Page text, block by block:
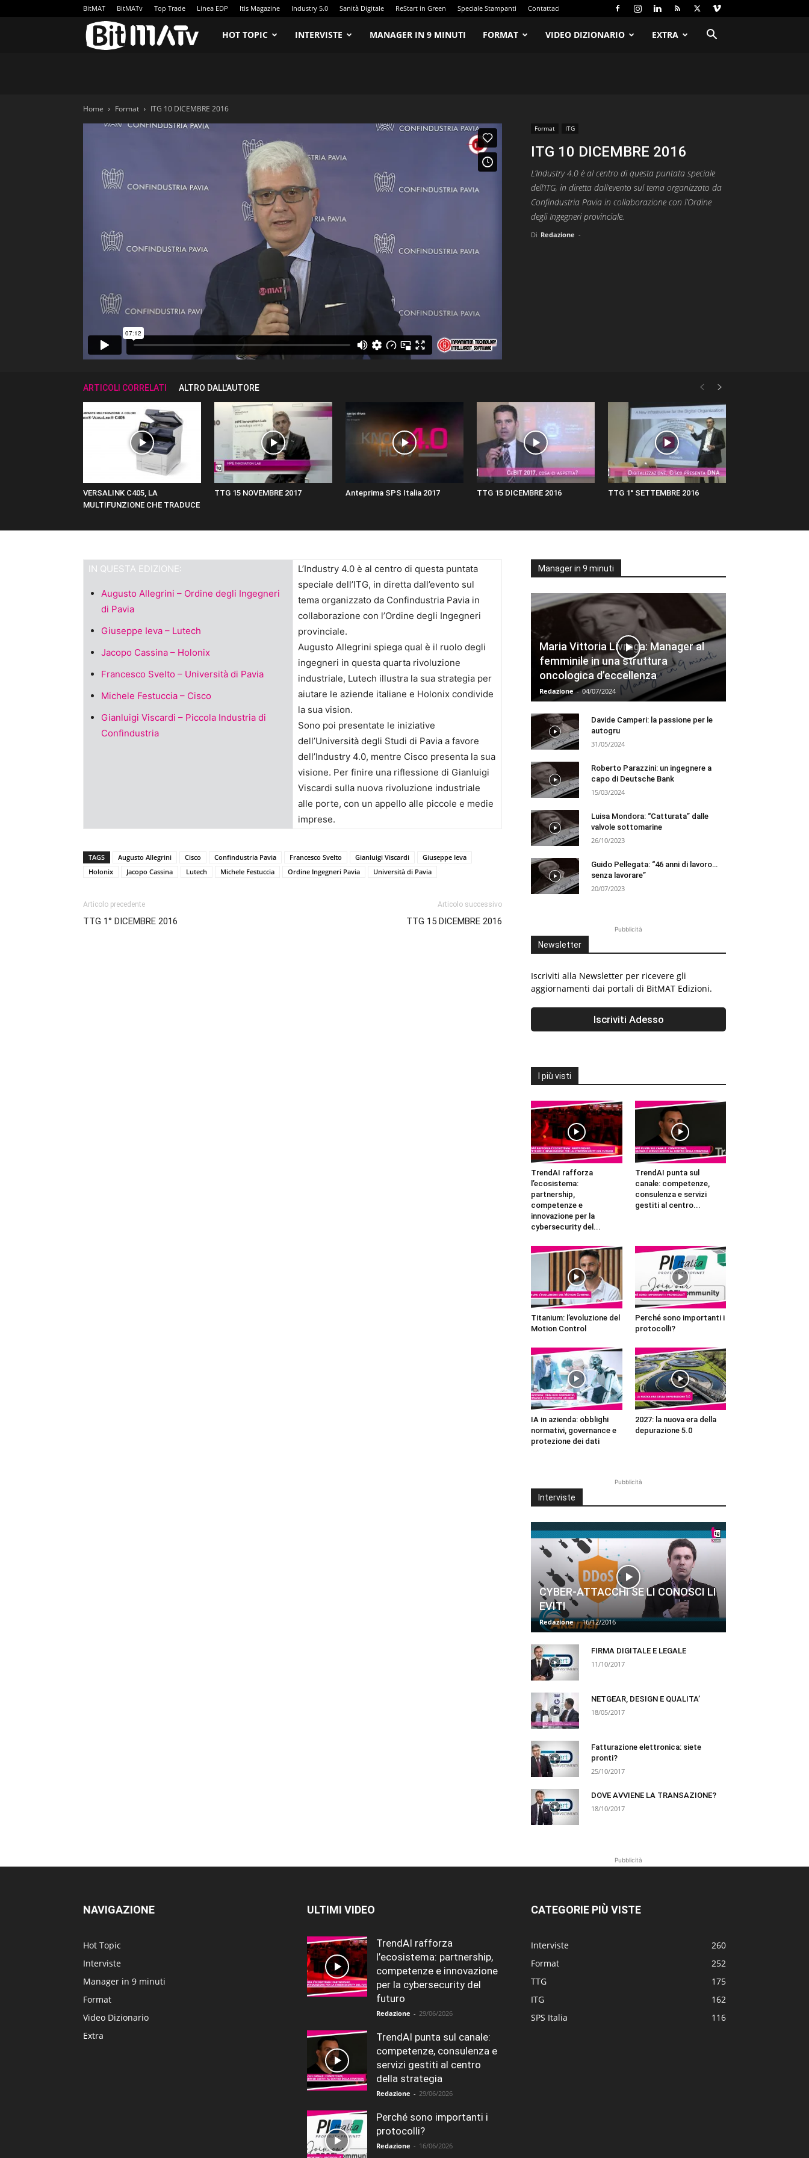
BitMAT BitMATv Top Trade Linea EDP Itis Magazine Industry 5.0 Sanità Digitale ReStart in Green Speciale Stampanti Contattaci
BitMATv
HOT TOPIC INTERVISTE MANAGER IN 9 MINUTI FORMAT VIDEO DIZIONARIO EXTRA
Home Format ITG 10 DICEMBRE 2016
Format ITG
ITG 10 DICEMBRE 2016
L’Industry 4.0 è al centro di questa puntata speciale
dell’ITG, in diretta dall’evento sul tema organizzato da
Confindustria Pavia in collaborazione con l’Ordine
degli Ingegneri provinciale.
Di Redazione -
ARTICOLI CORRELATI ALTRO DALL'AUTORE
VERSALINK C405, LA
MULTIFUNZIONE CHE TRADUCE
TTG 15 NOVEMBRE 2017 Anteprima SPS Italia 2017 TTG 15 DICEMBRE 2016 TTG 1° SETTEMBRE 2016
IN QUESTA EDIZIONE:
Augusto Allegrini – Ordine degli Ingegneri
di Pavia
Giuseppe Ieva – Lutech
Jacopo Cassina – Holonix
Francesco Svelto – Università di Pavia
Michele Festuccia – Cisco
Gianluigi Viscardi – Piccola Industria di
Confindustria
L’Industry 4.0 è al centro di questa puntata
speciale dell’ITG, in diretta dall’evento sul
tema organizzato da Confindustria Pavia in
collaborazione con l’Ordine degli Ingegneri
provinciale.
Augusto Allegrini spiega qual è il ruolo degli
ingegneri in questa quarta rivoluzione
industriale, Lutech illustra la sua strategia per
aiutare le aziende italiane e Holonix condivide
la sua vision.
Sono poi presentate le iniziative
dell’Università degli Studi di Pavia a favore
dell’Industry 4.0, mentre Cisco presenta la sua
visione. Per finire una riflessione di Gianluigi
Viscardi sulla nuova rivoluzione industriale
alle porte, con un appello alle piccole e medie
imprese.
TAGS Augusto Allegrini Cisco Confindustria Pavia Francesco Svelto Gianluigi Viscardi
Giuseppe Ieva
Holonix
Jacopo Cassina Lutech Michele Festuccia Ordine Ingegneri Pavia Università di Pavia
Articolo precedente
TTG 1° DICEMBRE 2016
Articolo successivo
TTG 15 DICEMBRE 2016
Manager in 9 minuti
Maria Vittoria Livraga: Manager al
femminile in una struttura
oncologica d’eccellenza
Redazione - 04/07/2024
Davide Camperi: la passione per le
autogru
31/05/2024
Roberto Parazzini: un ingegnere a
capo di Deutsche Bank
15/03/2024
Luisa Mondora: “Catturata” dalle
valvole sottomarine
26/10/2023
Guido Pellegata: “46 anni di lavoro…
senza lavorare”
20/07/2023
Pubblicità
Newsletter
Iscriviti alla Newsletter per ricevere gli
aggiornamenti dai portali di BitMAT Edizioni.
I più visti
TrendAI rafforza
l’ecosistema:
partnership,
competenze e
innovazione per la
cybersecurity del...
TrendAI punta sul
canale: competenze,
consulenza e servizi
gestiti al centro...
Titanium: l’evoluzione del
Motion Control
Perché sono importanti i
protocolli?
IA in azienda: obblighi
normativi, governance e
protezione dei dati
2027: la nuova era della
depurazione 5.0
Pubblicità
Interviste
CYBER-ATTACCHI SE LI CONOSCI LI
EVITI
Redazione - 16/12/2016
FIRMA DIGITALE E LEGALE
11/10/2017
NETGEAR, DESIGN E QUALITA’
18/05/2017
Fatturazione elettronica: siete
pronti?
25/10/2017
DOVE AVVIENE LA TRANSAZIONE?
18/10/2017
Pubblicità
NAVIGAZIONE
Hot Topic
Interviste
Manager in 9 minuti
Format
Video Dizionario
Extra
ULTIMI VIDEO
TrendAI rafforza
l’ecosistema: partnership,
competenze e innovazione
per la cybersecurity del
futuro
Redazione - 29/06/2026
TrendAI punta sul canale:
competenze, consulenza e
servizi gestiti al centro
della strategia
Redazione - 29/06/2026
Perché sono importanti i
protocolli?
Redazione - 16/06/2026
CATEGORIE PIÙ VISTE
Interviste
260
Format
252
TTG
175
ITG
162
SPS Italia
116